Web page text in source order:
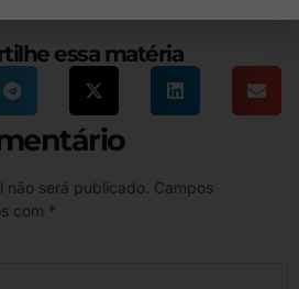
essa matéria
será publicado. Campos
com *